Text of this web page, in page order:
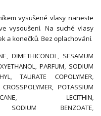
vysušené vlasy naneste
vysoušení. Na suché vlasy
a konečků. Bez oplachování.
DIMETHICONOL, SESAMUM
PARFUM, SODIUM
TAURATE COPOLYMER,
POTASSIUM
LECITHIN,
SODIUM BENZOATE,